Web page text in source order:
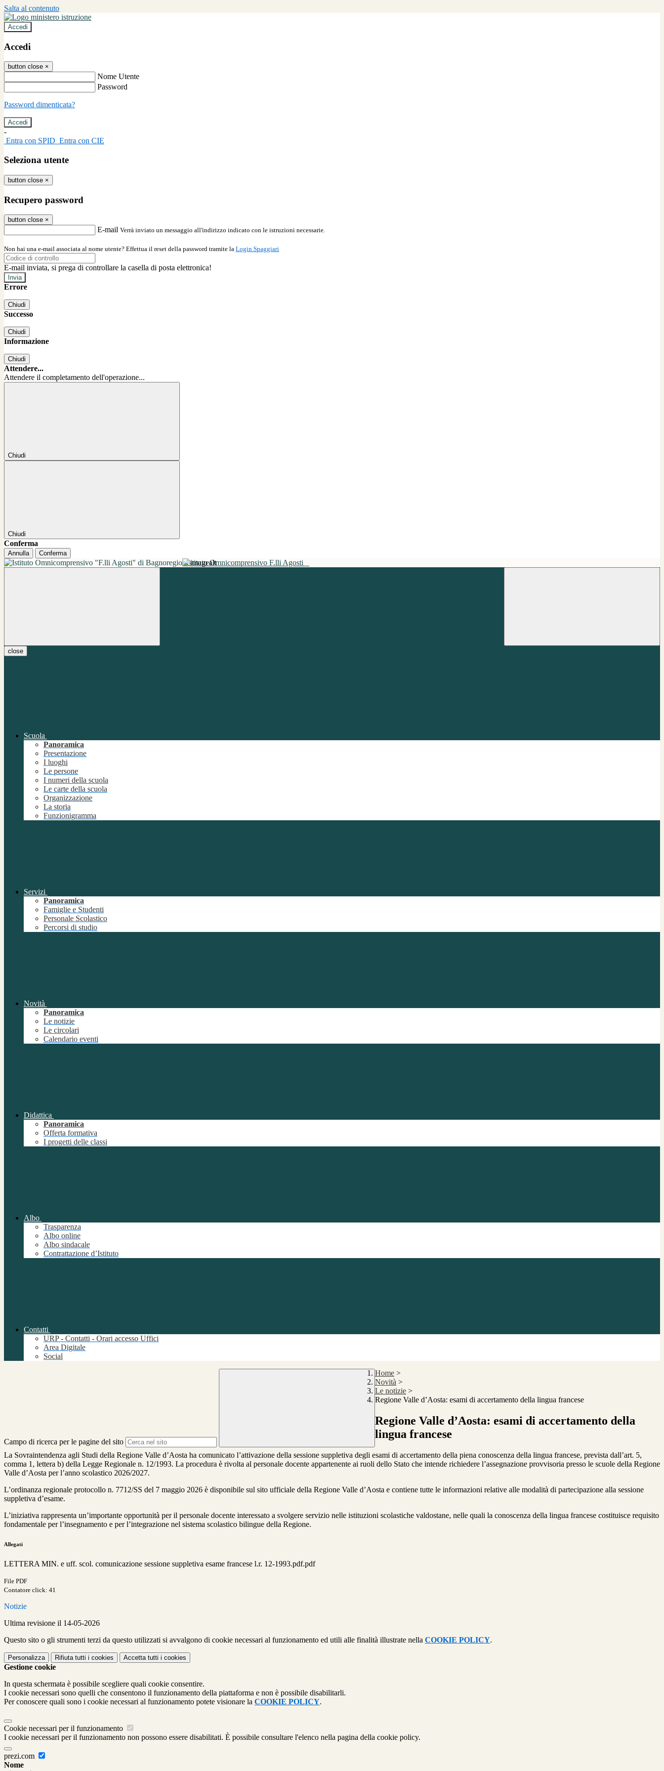
Salta al contenuto
Accedi
Accedi
button close ×
Nome Utente
Password
Password dimenticata?
-
Entra con SPID Entra con CIE
Seleziona utente
button close ×
Recupero password
button close ×
E-mail Verrà inviato un messaggio all'indirizzo indicato con le istruzioni necessarie.
Non hai una e-mail associata al nome utente? Effettua il reset della password tramite la Login Spaggiari
E-mail inviata, si prega di controllare la casella di posta elettronica!
Errore
Chiudi
Successo
Chiudi
Informazione
Chiudi
Attendere...
Attendere il completamento dell'operazione...
Chiudi
Chiudi
Conferma
Annulla Conferma
Istituto Omnicomprensivo F.lli Agosti
close
Scuola
Panoramica
Presentazione
I luoghi
Le persone
I numeri della scuola
Le carte della scuola
Organizzazione
La storia
Funzionigramma
Servizi
Panoramica
Famiglie e Studenti
Personale Scolastico
Percorsi di studio
Novità
Panoramica
Le notizie
Le circolari
Calendario eventi
Didattica
Panoramica
Offerta formativa
I progetti delle classi
Albo
Trasparenza
Albo online
Albo sindacale
Contrattazione d’Istituto
Contatti
URP - Contatti - Orari accesso Uffici
Area Digitale
Social
Campo di ricerca per le pagine del sito
Home >
Novità >
Le notizie >
Regione Valle d’Aosta: esami di accertamento della lingua francese
Regione Valle d’Aosta: esami di accertamento della
lingua francese
La Sovraintendenza agli Studi della Regione Valle d’Aosta ha comunicato l’attivazione della sessione suppletiva degli esami di accertamento della piena conoscenza della lingua francese, prevista dall’art. 5,
comma 1, lettera b) della Legge Regionale n. 12/1993. La procedura è rivolta al personale docente appartenente ai ruoli dello Stato che intende richiedere l’assegnazione provvisoria presso le scuole della Regione
Valle d’Aosta per l’anno scolastico 2026/2027.
L’ordinanza regionale protocollo n. 7712/SS del 7 maggio 2026 è disponibile sul sito ufficiale della Regione Valle d’Aosta e contiene tutte le informazioni relative alle modalità di partecipazione alla sessione
suppletiva d’esame.
L’iniziativa rappresenta un’importante opportunità per il personale docente interessato a svolgere servizio nelle istituzioni scolastiche valdostane, nelle quali la conoscenza della lingua francese costituisce requisito
fondamentale per l’insegnamento e per l’integrazione nel sistema scolastico bilingue della Regione.
Allegati
LETTERA MIN. e uff. scol. comunicazione sessione suppletiva esame francese l.r. 12-1993.pdf.pdf
File PDF
Contatore click: 41
Notizie
Ultima revisione il 14-05-2026
Questo sito o gli strumenti terzi da questo utilizzati si avvalgono di cookie necessari al funzionamento ed utili alle finalità illustrate nella COOKIE POLICY.
Personalizza Rifiuta tutti i cookies Accetta tutti i cookies
Gestione cookie
In questa schermata è possibile scegliere quali cookie consentire.
I cookie necessari sono quelli che consentono il funzionamento della piattaforma e non è possibile disabilitarli.
Per conoscere quali sono i cookie necessari al funzionamento potete visionare la COOKIE POLICY.
Cookie necessari per il funzionamento
I cookie necessari per il funzionamento non possono essere disabilitati. È possibile consultare l'elenco nella pagina della cookie policy.
prezi.com
Nome